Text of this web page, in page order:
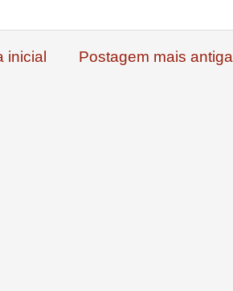
Postagem mais antiga
inicial